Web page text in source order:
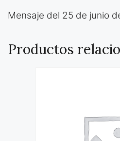
Mensaje del 25 de junio
Productos